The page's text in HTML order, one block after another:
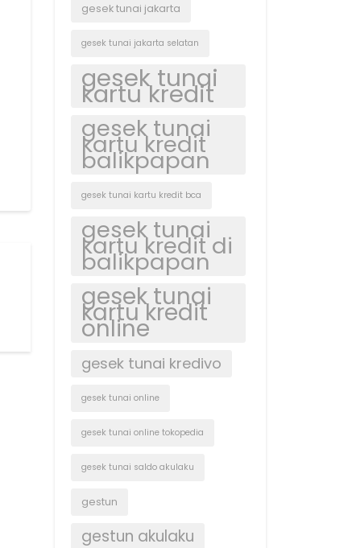
gesek tunai jakarta
gesek tunai jakarta selatan
gesek tunai
kartu kredit
gesek tunai
kartu kredit
balikpapan
gesek tunai kartu kredit bca
gesek tunai
kartu kredit di
balikpapan
gesek tunai
kartu kredit
online
gesek tunai kredivo
gesek tunai online
gesek tunai online tokopedia
gesek tunai saldo akulaku
gestun
gestun akulaku